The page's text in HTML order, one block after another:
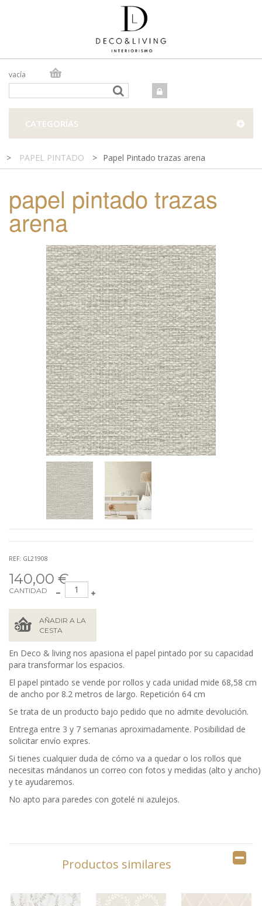
vacía
TIENDA FÍSICA
CATEGORÍAS
> PAPEL PINTADO > Papel Pintado trazas arena
papel pintado trazas
arena
REF: GL21908
140,00 €
CANTIDAD
AÑADIR A LA
CESTA
En Deco & living nos apasiona el papel pintado por su capacidad
para transformar los espacios.
El papel pintado se vende por rollos y cada unidad mide 68,58 cm
de ancho por 8.2 metros de largo. Repetición 64 cm
Se trata de un producto bajo pedido que no admite devolución.
Entrega entre 3 y 7 semanas aproximadamente. Posibilidad de
solicitar envío expres.
Si tienes cualquier duda de cómo va a quedar o los rollos que
necesitas mándanos un correo con fotos y medidas (alto y ancho)
y te ayudaremos.
No apto para paredes con gotelé ni azulejos.
Productos similares